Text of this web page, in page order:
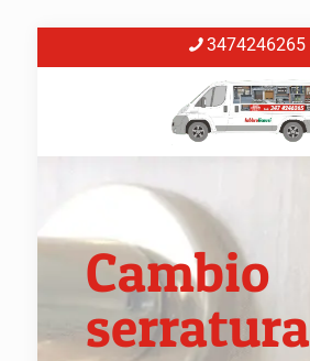
3474246265
Cambio
serratura